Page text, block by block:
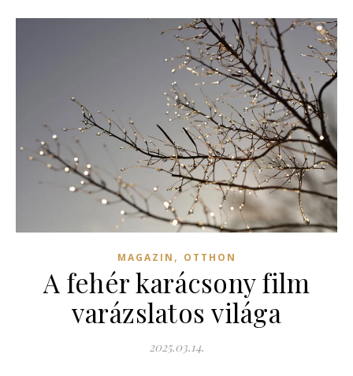
MAGAZIN , OTTHON
A fehér karácsony film
varázslatos világa
2025.03.14.